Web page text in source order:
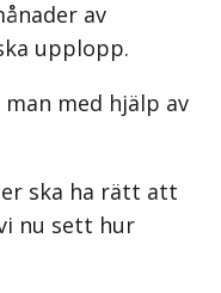
av
upplopp.
med hjälp av
ska ha rätt att
nu sett hur